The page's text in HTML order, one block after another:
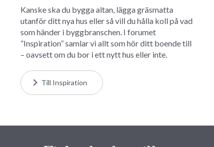
Kanske ska du bygga altan, lägga gräsmatta
utanför ditt nya hus eller så vill du hålla koll på vad
som händer i byggbranschen. I forumet
”Inspiration” samlar vi allt som hör ditt boende till
– oavsett om du bor i ett nytt hus eller inte.
Till Inspiration